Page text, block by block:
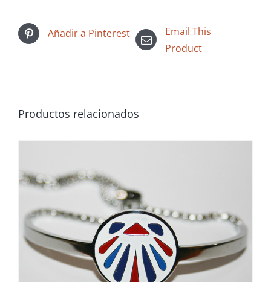
Añadir a Pinterest
Email This
Product
Productos relacionados